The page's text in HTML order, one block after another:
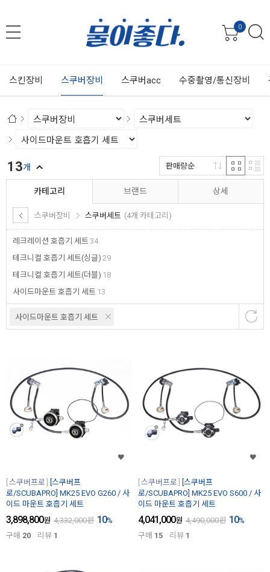
0
스킨장비 스쿠버장비 스쿠버acc 수중촬영/통신장비
카테고리
스쿠버장비 스쿠버세트 (4개 카테고리)
레크레이션 호흡기 세트 34
테크니컬 호흡기 세트(싱글) 29
테크니컬 호흡기 세트(더블) 18
사이드마운트 호흡기 세트 13
브랜드 상세
사이드마운트 호흡기 세트
13개 판매량순
스쿠버프로
[스쿠버프
로/SCUBAPRO] MK25 EVO G260 / 사
이드 마운트 호흡기 세트
3,898,800원 4,332,000원 10%
구매 20 리뷰 1
스쿠버프로
[스쿠버프
로/SCUBAPRO] MK25 EVO S600 / 사
이드 마운트 호흡기 세트
4,041,000원 4,490,000원 10%
구매 15 리뷰 1